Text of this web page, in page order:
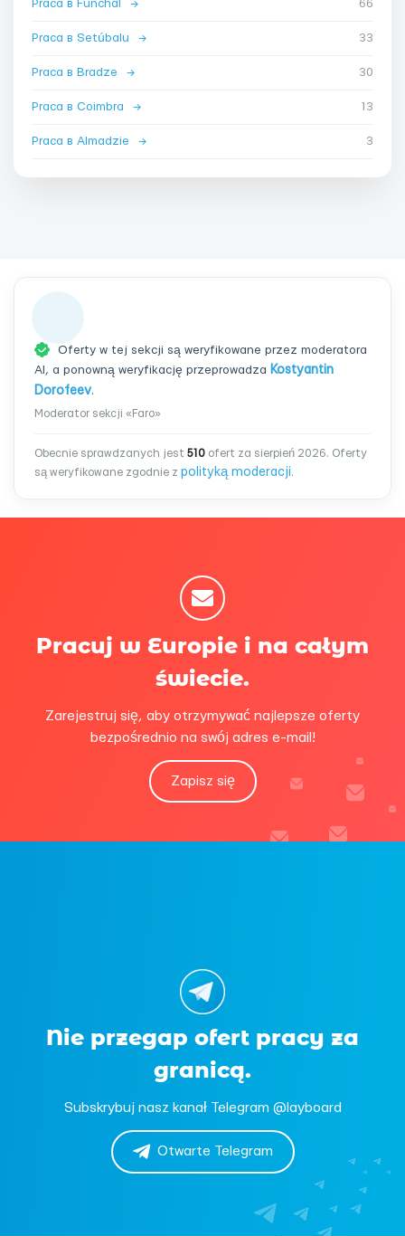
Praca в Funchal → 66
Praca в Setúbalu → 33
Praca в Bradze → 30
Praca в Coimbra → 13
Praca в Almadzie → 3
Oferty w tej sekcji są weryfikowane przez moderatora
AI, a ponowną weryfikację przeprowadza Kostyantin
Dorofeev.
Moderator sekcji «Faro»
Obecnie sprawdzanych jest 510 ofert za sierpień 2026. Oferty
są weryfikowane zgodnie z polityką moderacji.
Pracuj w Europie i na całym
świecie.
Zarejestruj się, aby otrzymywać najlepsze oferty
bezpośrednio na swój adres e-mail!
Zapisz się
Nie przegap ofert pracy za
granicą.
Subskrybuj nasz kanał Telegram @layboard
Otwarte Telegram